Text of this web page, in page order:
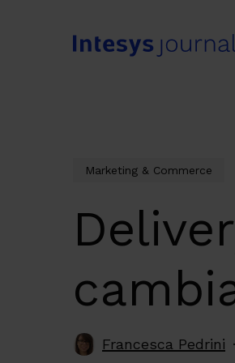
Marketing & Commerce
Francesca Pedrini